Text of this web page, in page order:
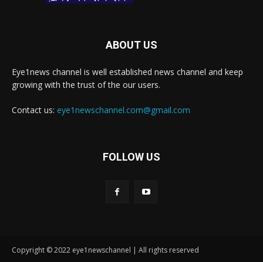
ABOUT US
Eye1news channel is well established news channel and keep
growing with the trust of the our users.
Contact us: eye1newschannel.com@gmail.com
FOLLOW US
Copyright © 2022 eye1newschannel | All rights reserved